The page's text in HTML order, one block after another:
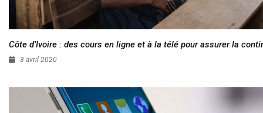
Côte d’Ivoire : des cours en ligne et à la télé pour assurer la
3 avril 2020